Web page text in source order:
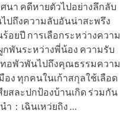
นา คดีหายตัวไปอย่างลึกลับ
ปถึงความลับอันน่าสะพรึง
อยปี การเลือกระหว่างความ
กพันระหว่างพี่น้อง ความรับ
อพัวพันไปถึงคุณธรรมความ
อง ทุกคนในเก้าสกุลใช้เลือด
ยสละปกป้องบ้านเกิด ร่วมกัน
：เฉินเหว่ยถิง …